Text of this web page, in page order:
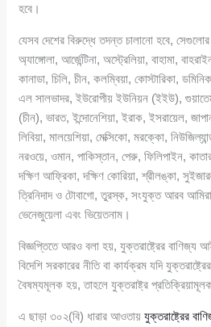
হবে।
যেসব দেশের বিরুদ্ধে তদন্ত চালানো হবে,
অ্যাঙ্গোলা, আর্জেন্টিনা, অস্ট্রেলিয়া, বাহামা,
কানাডা, চিলি, চীন, কলম্বিয়া, কোস্টারিকা,
এল সালভাদর, ইউরোপীয় ইউনিয়ন (ইইউ),
(চীন), ভারত, ইন্দোনেশিয়া, ইরাক, ইসরায়েল,
লিবিয়া, মালয়েশিয়া, মেক্সিকো, মরক্কো,
নরওয়ে, ওমান, পাকিস্তান, পেরু, ফিলিপাইন,
দক্ষিণ আফ্রিকা, দক্ষিণ কোরিয়া, শ্রীলঙ্কা,
ত্রিনিদাদ ও টোবাগো, তুরস্ক, সংযুক্ত আরব
ভেনেজুয়েলা এবং ভিয়েতনাম।
বিজ্ঞপ্তিতে আরও বলা হয়, যুক্তরাষ্ট্রের বাণিজ্য
বিদেশি সরকারের নীতি বা কার্যক্রম যদি
বৈষম্যমূলক হয়, তাহলে যুক্তরাষ্ট্র
এ ছাড়া ৩০২(বি) ধারার আওতায়যুক্তরাষ্ট্রের